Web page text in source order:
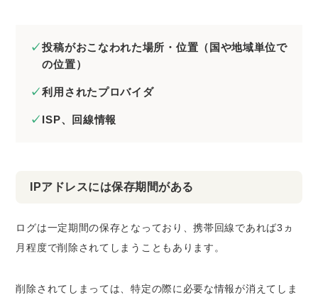
投稿がおこなわれた場所・位置（国や地域単位で
の位置）
利用されたプロバイダ
ISP、回線情報
IPアドレスには保存期間がある
ログは一定期間の保存となっており、携帯回線であれば3ヵ
月程度で削除されてしまうこともあります。
削除されてしまっては、特定の際に必要な情報が消えてしま